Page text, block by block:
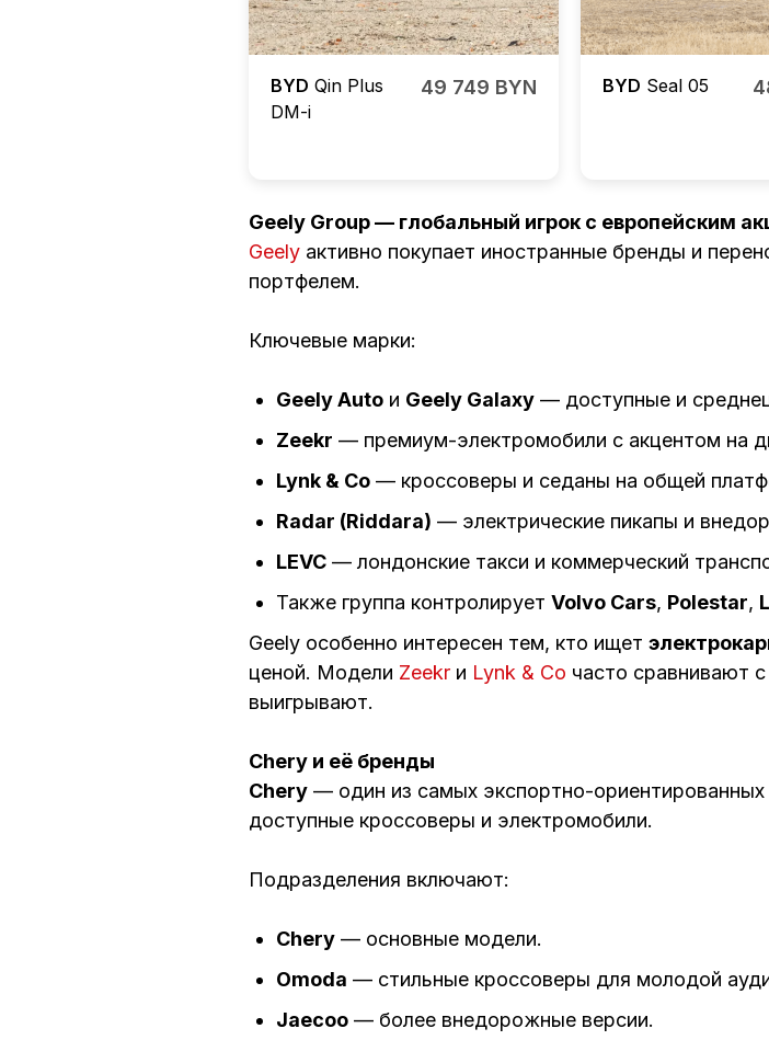
BYD Qin Plus
DM-i
49 749 BYN BYD Seal 05
Geely Group — глобальный игрок с европейским
Geely активно покупает иностранные бренды и
портфелем.
Ключевые марки:
Geely Auto и Geely Galaxy — доступные и
Zeekr — премиум-электромобили с акцентом на
Lynk & Co — кроссоверы и седаны на общей
Radar (Riddara) — электрические пикапы и
LEVC — лондонские такси и коммерческий
Также группа контролирует Volvo Cars, Polestar,
Geely особенно интересен тем, кто ищет
ценой. Модели Zeekr и Lynk & Co часто сравнивают
выигрывают.
Chery и её бренды
Chery — один из самых экспортно-ориентированных
доступные кроссоверы и электромобили.
Подразделения включают:
Chery — основные модели.
Omoda — стильные кроссоверы для молодой
Jaecoo — более внедорожные версии.